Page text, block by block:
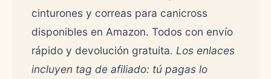
cinturones y correas para canicross
disponibles en Amazon. Todos con envío
rápido y devolución gratuita. Los enlaces
incluyen tag de afiliado: tú pagas lo